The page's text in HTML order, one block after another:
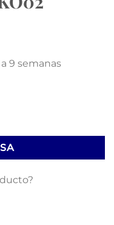
9 semanas